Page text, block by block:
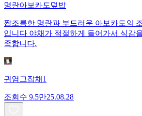
명란아보카도덮밥
짭조름한 명란과 부드러운 아보카도의
입니다 야채가 적절하게 들어가서 식감
족합니다.
귀염그잡채1
조회수 9.5만25.08.28